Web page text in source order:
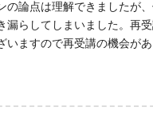
の論点は理解できましたが
漏らしてしまいました。再
ますので再受講の機会が